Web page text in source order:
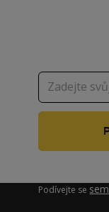
Podívejte se sem